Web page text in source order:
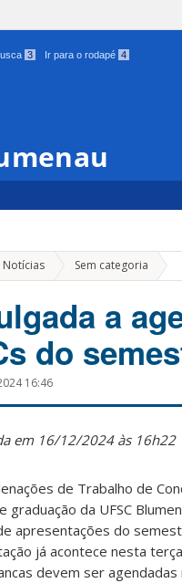
3 Ir para o rodapé 4
Notícias Sem categoria »
a
do
16:46
em 16/12/2024 às 16h22
de Trabalho de
graduação da UFSC
apresentações do
já acontece nesta
devem ser